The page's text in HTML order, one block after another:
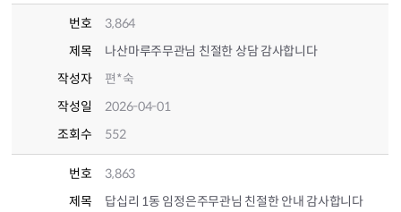
번호
3,864
제목
나산마루주무관님 친절한 상담 감사합니다
작성자
편*숙
작성일
2026-04-01
조회수
552
번호
3,863
제목
답십리 1동 임정은주무관님 친절한 안내 감사합니다